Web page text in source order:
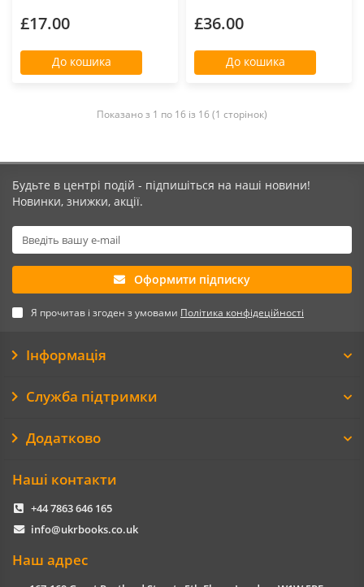
£17.00
До кошика
£36.00
До кошика
Показано з 1 по 16 із 16 (1 сторінок)
Будьте в центрі подій - підпишіться на наші новини!
Новинки, знижки, акції.
Оформити підписку
Я прочитав і згоден з умовами Політика конфідеційності
Інформація
Служба підтримки
Додатково
Наші контакти
+44 7863 646 165
info@ukrbooks.co.uk
Наш адрес